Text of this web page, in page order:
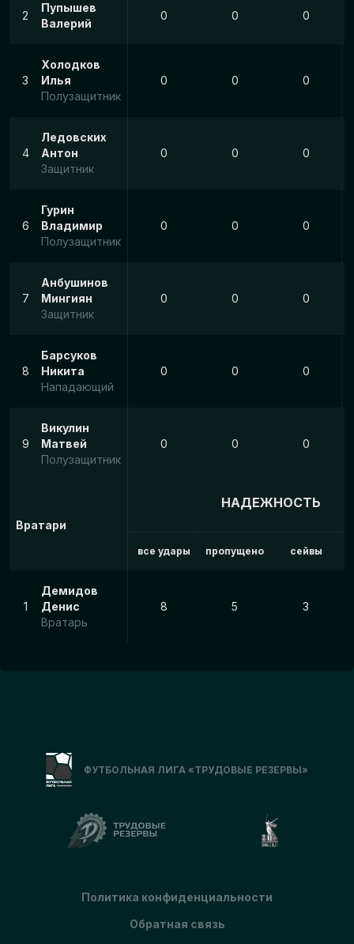
2
Пупышев
Валерий
0 0 0
3
Холодков
Илья
Полузащитник
0 0 0
4
Ледовских
Антон
Защитник
0 0 0
6
Гурин
Владимир
Полузащитник
0 0 0
7
Анбушинов
Мингиян
Защитник
0 0 0
8
Барсуков
Никита
Нападающий
0 0 0
9
Викулин
Матвей
Полузащитник
0 0 0
Вратари
НАДЕЖНОСТЬ
все удары пропущено сейвы
1
Демидов
Денис
Вратарь
8 5 3
ФУТБОЛЬНАЯ ЛИГА «ТРУДОВЫЕ РЕЗЕРВЫ»
Политика конфиденциальности
Обратная связь